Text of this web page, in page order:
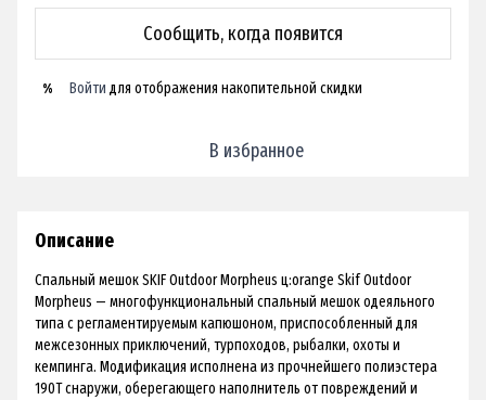
Сообщить, когда появится
% Войти для отображения накопительной скидки
В избранное
Описание
Спальный мешок SKIF Outdoor Morpheus ц:orange Skif Outdoor
Morpheus — многофункциональный спальный мешок одеяльного
типа с регламентируемым капюшоном, приспособленный для
межсезонных приключений, турпоходов, рыбалки, охоты и
кемпинга. Модификация исполнена из прочнейшего полиэстера
190T снаружи, оберегающего наполнитель от повреждений и